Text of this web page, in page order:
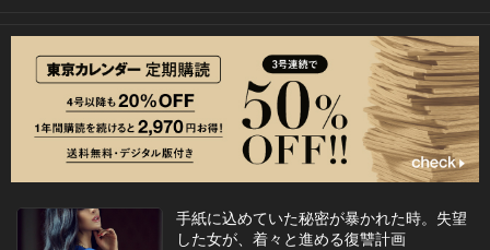
手紙に込めていた秘密が暴かれた時。失望
した女が、着々と進める復讐計画